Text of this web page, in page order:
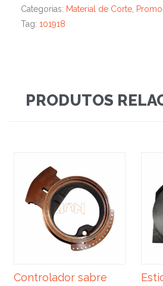
Categorias: Material de Corte,
Tag: 101918
PRODUTOS
Controlador sabre